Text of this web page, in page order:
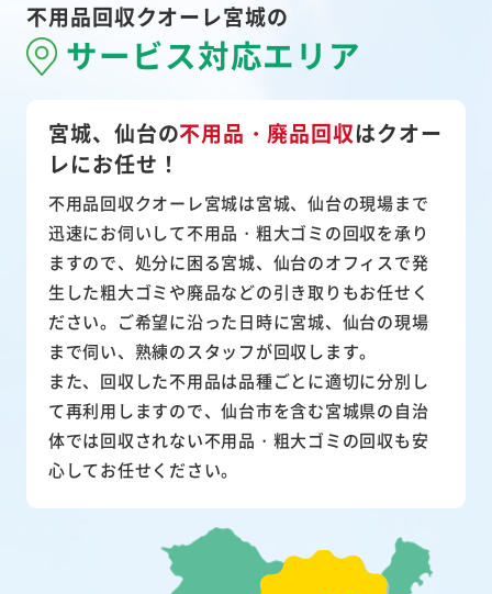
不用品回収クオーレ宮城の
サービス対応エリア
宮城、仙台の不用品・廃品回収はクオー
レにお任せ！
不用品回収クオーレ宮城は宮城、仙台の現場まで
迅速にお伺いして不用品・粗大ゴミの回収を承り
ますので、処分に困る宮城、仙台のオフィスで発
生した粗大ゴミや廃品などの引き取りもお任せく
ださい。ご希望に沿った日時に宮城、仙台の現場
まで伺い、熟練のスタッフが回収します。
また、 回収した不用品は品種ごとに適切に分別し
て再利用 しますので、仙台市を含む宮城県の自治
体では回収されない不用品・粗大ゴミの回収も安
心してお任せください。